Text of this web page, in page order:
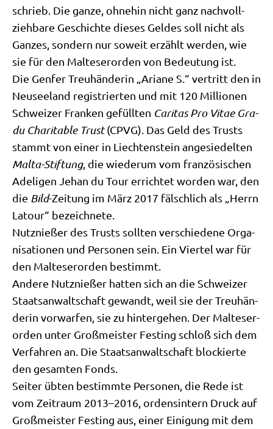
schrieb. Die gan­ze, ohne­hin nicht ganz nach­voll­
zieh­ba­re Geschich­te die­ses Gel­des soll nicht als
Gan­zes, son­dern nur soweit erzählt wer­den, wie
sie für den Mal­te­ser­or­den von Bedeu­tung ist.
Die Gen­fer Treu­hän­de­rin „Aria­ne S.“ ver­tritt den in
Neu­see­land regi­strier­ten und mit 120 Mil­lio­nen
Schwei­zer Fran­ken gefüll­ten Cari­tas Pro Vitae Gra­
du Cha­ri­ta­ble Trust(CPVG). Das Geld des Trusts
stammt von einer in Liech­ten­stein ange­sie­del­ten
Mal­ta-Stif­tung, die wie­der­um vom fran­zö­si­schen
Ade­li­gen Jehan du Tour errich­tet wor­den war, den
die Bild-Zei­tung im März 2017 fälsch­lich als „Herrn
Latour“ bezeichnete.
Nutz­nie­ßer des Trusts soll­ten ver­schie­de­ne Orga­
ni­sa­tio­nen und Per­so­nen sein. Ein Vier­tel war für
den Mal­te­ser­or­den bestimmt.
Ande­re Nutz­nie­ßer hat­ten sich an die Schwei­zer
Staats­an­walt­schaft gewandt, weil sie der Treu­hän­
de­rin vor­war­fen, sie zu hin­ter­ge­hen. Der Mal­te­ser­
or­den unter Groß­mei­ster Fest­ing schloß sich dem
Ver­fah­ren an. Die Staats­an­walt­schaft blockier­te
den gesam­ten Fonds.
Sei­ter übten bestimm­te Per­so­nen, die Rede ist
vom Zeit­raum 2013–2016, ordens­in­tern Druck auf
Groß­mei­ster Fest­ing aus, einer Eini­gung mit dem